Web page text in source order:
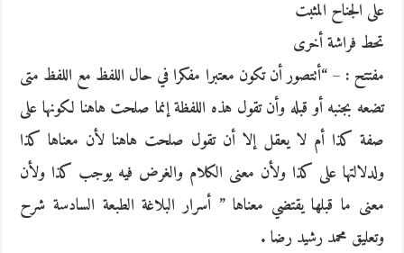
على الجناح المثبت
تحط فراشة أخرى
مفتتح : – “أتتصور أن تكون معتبرا مفكرا في حال اللفظ مع اللفظ متى
تضعه بجنبه أو قبله وأن تقول هذه اللفظة إنما صلحت هاهنا لكونها على
صفة كذا أم لا يعقل إلا أن تقول صلحت هاهنا لأن معناها كذا
ولدلالتها على كذا ولأن معنى الكلام والغرض فيه يوجب كذا ولأن
معنى ما قبلها يقتضي معناها ” أسرار البلاغة الطبعة السادسة شرح
وتعليق محمد رشيد رضا .